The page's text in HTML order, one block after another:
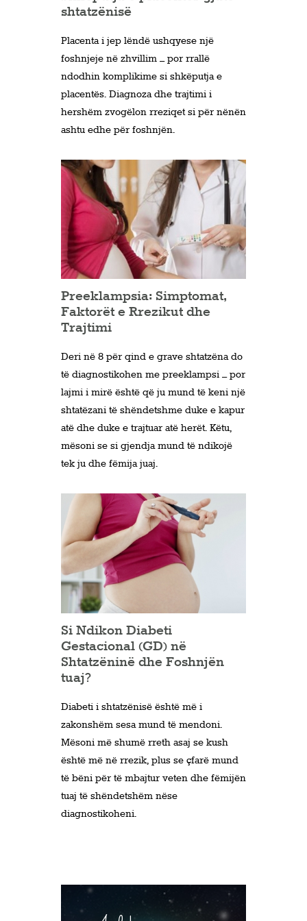
shtatzënisë
Placenta i jep lëndë ushqyese një
foshnjeje në zhvillim – por rrallë
ndodhin komplikime si shkëputja e
placentës. Diagnoza dhe trajtimi i
hershëm zvogëlon rreziqet si për nënën
ashtu edhe për foshnjën.
Preeklampsia: Simptomat,
Faktorët e Rrezikut dhe
Trajtimi
Deri në 8 për qind e grave shtatzëna do
të diagnostikohen me preeklampsi – por
lajmi i mirë është që ju mund të keni një
shtatëzani të shëndetshme duke e kapur
atë dhe duke e trajtuar atë herët. Këtu,
mësoni se si gjendja mund të ndikojë
tek ju dhe fëmija juaj.
Si Ndikon Diabeti
Gestacional (GD) në
Shtatzëninë dhe Foshnjën
tuaj?
Diabeti i shtatzënisë është më i
zakonshëm sesa mund të mendoni.
Mësoni më shumë rreth asaj se kush
është më në rrezik, plus se çfarë mund
të bëni për të mbajtur veten dhe fëmijën
tuaj të shëndetshëm nëse
diagnostikoheni.